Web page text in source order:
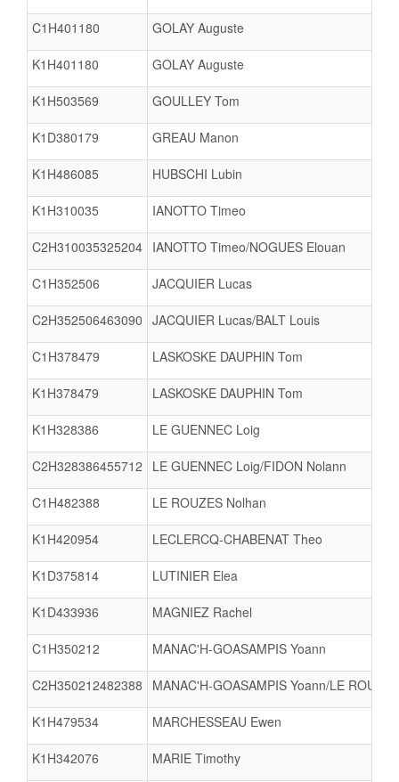
C1H401180 GOLAY Auguste
K1H401180 GOLAY Auguste
K1H503569 GOULLEY Tom
K1D380179 GREAU Manon
K1H486085 HUBSCHI Lubin
K1H310035 IANOTTO Timeo
C2H310035325204 IANOTTO Timeo/NOGUES Elouan
C1H352506 JACQUIER Lucas
C2H352506463090 JACQUIER Lucas/BALT Louis
C1H378479 LASKOSKE DAUPHIN Tom
K1H378479 LASKOSKE DAUPHIN Tom
K1H328386 LE GUENNEC Loig
C2H328386455712 LE GUENNEC Loig/FIDON Nolann
C1H482388 LE ROUZES Nolhan
K1H420954 LECLERCQ-CHABENAT Theo
K1D375814 LUTINIER Elea
K1D433936 MAGNIEZ Rachel
C1H350212 MANAC'H-GOASAMPIS Yoann
C2H350212482388 MANAC'H-GOASAMPIS Yoann/LE
K1H479534 MARCHESSEAU Ewen
K1H342076 MARIE Timothy